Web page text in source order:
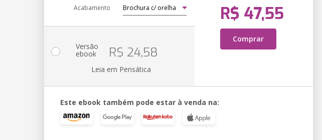
Acabamento
R$ 47,55
Comprar
Versão
ebook R$ 24,58
Leia em Pensática
Este ebook também pode estar à venda na: